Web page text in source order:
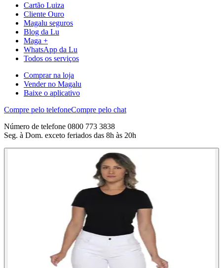
Cartão Luiza
Cliente Ouro
Magalu seguros
Blog da Lu
Maga +
WhatsApp da Lu
Todos os serviços
Comprar na loja
Vender no Magalu
Baixe o aplicativo
Compre pelo telefoneCompre pelo chat
Número de telefone 0800 773 3838
Seg. à Dom. exceto feriados das 8h às 20h